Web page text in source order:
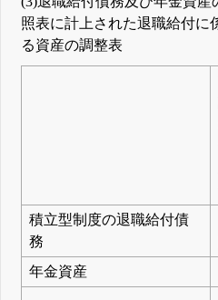
照表に計上された退職給付に
る資産の調整表
積立型制度の退職給付債
務
年金資産